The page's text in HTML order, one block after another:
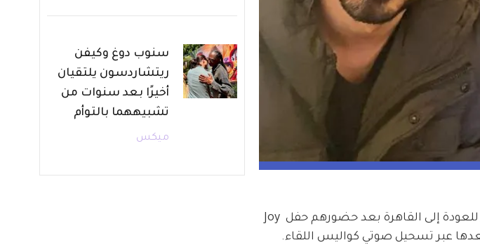
صورة شاركها محمد أنور جمعته بـ نجاة الصغيرة أثناء تواجدهما في المطار للعودة إلى القاهرة بعد حضورهم حفل Joy
سنوب دوغ وكيفن
ريتشاردسون يلتقيان
أخيرًا بعد سنوات من
تشبيههما بالتوأم
ميكس